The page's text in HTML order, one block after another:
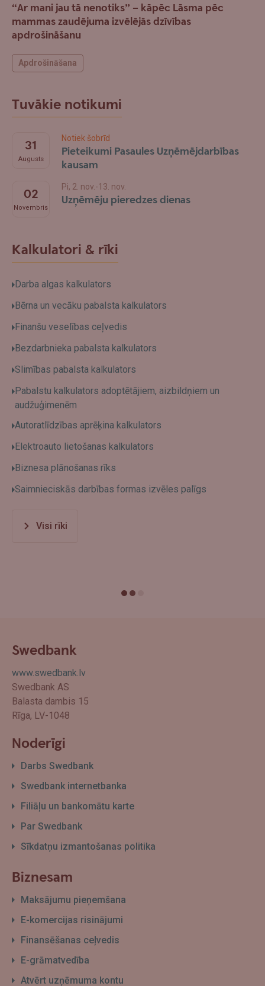
“Ar mani jau tā nenotiks” – kāpēc Lāsma pēc
mammas zaudējuma izvēlējās dzīvības
apdrošināšanu
Apdrošināšana
Tuvākie notikumi
31
Augusts
Notiek šobrīd
Pieteikumi Pasaules Uzņēmējdarbības
kausam
02
Novembris
Pi, 2. nov.-13. nov.
Uzņēmēju pieredzes dienas
Kalkulatori & rīki
Darba algas kalkulators
Bērna un vecāku pabalsta kalkulators
Finanšu veselības ceļvedis
Bezdarbnieka pabalsta kalkulators
Slimības pabalsta kalkulators
Pabalstu kalkulators adoptētājiem, aizbildņiem un
audžuģimenēm
Autoratlīdzības aprēķina kalkulators
Elektroauto lietošanas kalkulators
Biznesa plānošanas rīks
Saimnieciskās darbības formas izvēles palīgs
Visi rīki
Swedbank
www.swedbank.lv
Swedbank AS
Balasta dambis 15
Rīga, LV-1048
Noderīgi
Darbs Swedbank
Swedbank internetbanka
Filiāļu un bankomātu karte
Par Swedbank
Sīkdatņu izmantošanas politika
Biznesam
Maksājumu pieņemšana
E-komercijas risinājumi
Finansēšanas ceļvedis
E-grāmatvedība
Atvērt uzņēmuma kontu